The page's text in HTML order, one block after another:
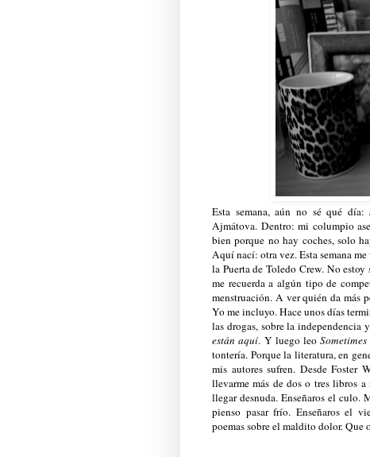
Esta semana, aún no sé qué día:
Ajmátova. Dentro: mi columpio
bien porque no hay coches, solo
Aquí nací: otra vez. Esta semana
la Puerta de Toledo Crew. No
me recuerda a algún tipo de
menstruación. A ver quién da más
Yo me incluyo. Hace unos días
las drogas, sobre la independencia
están aquí. Y luego leo
tontería. Porque la literatura, en
mis autores sufren. Desde Foster
llevarme más de dos o tres libros
llegar desnuda. Enseñaros el culo.
pienso pasar frío. Enseñaros el
poemas sobre el maldito dolor. Que